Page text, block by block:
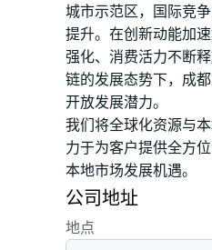
城市示范区，国际竞
提升。在创新动能加
强化、消费活力不断
链的发展态势下，成
开放发展潜力。
我们将全球化资源与
力于为客户提供全方
本地市场发展机遇。
公司地址
地点